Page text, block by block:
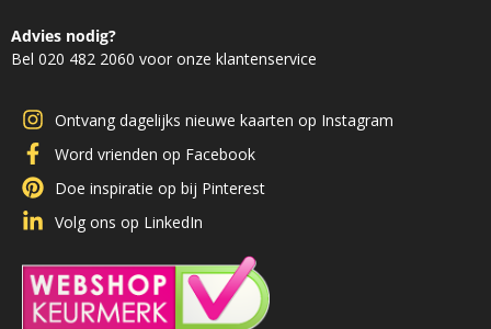
Advies nodig?
Bel 020 482 2060 voor onze klantenservice
Ontvang dagelijks nieuwe kaarten op Instagram
Word vrienden op Facebook
Doe inspiratie op bij Pinterest
Volg ons op LinkedIn